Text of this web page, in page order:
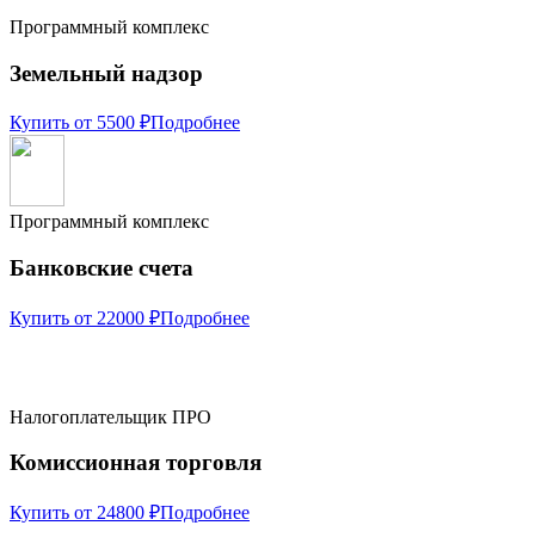
Программный комплекс
Земельный надзор
Купить от 5500 ₽Подробнее
Программный комплекс
Банковские счета
Купить от 22000 ₽Подробнее
Налогоплательщик ПРО
Комиссионная торговля
Купить от 24800 ₽Подробнее